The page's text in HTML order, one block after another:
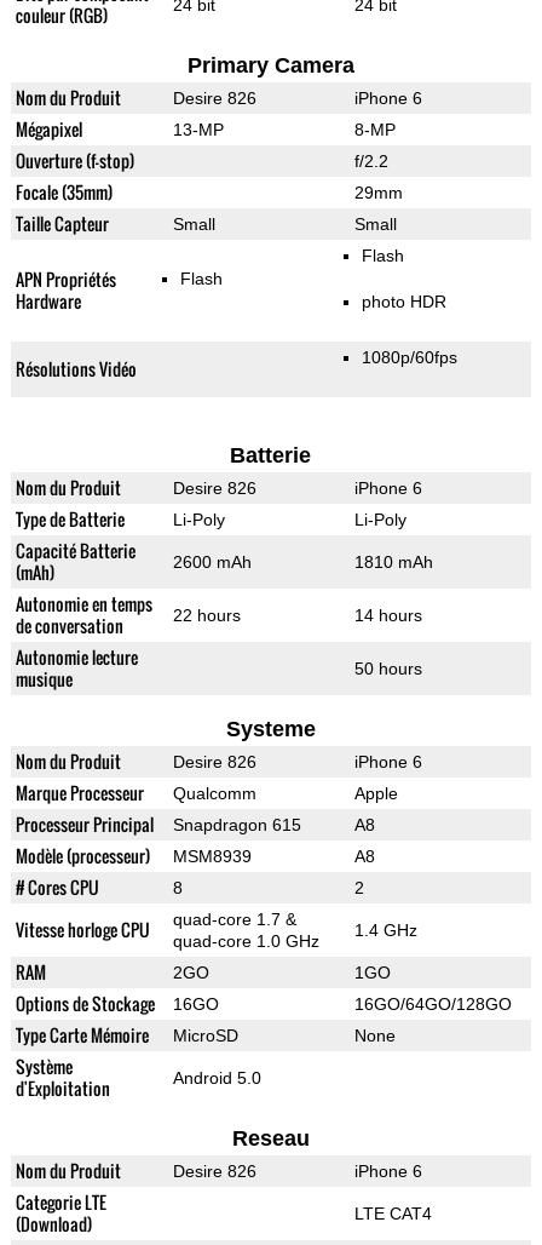
couleur (RGB)
24 bit 24 bit
Primary Camera
Nom du Produit Desire 826 iPhone 6
Mégapixel 13-MP 8-MP
Ouverture (f-stop) f/2.2
Focale (35mm) 29mm
Taille Capteur Small Small
APN Propriétés
Hardware
Flash
Flash
photo HDR
Résolutions Vidéo 1080p/60fps
Batterie
Nom du Produit Desire 826 iPhone 6
Type de Batterie Li-Poly Li-Poly
Capacité Batterie
(mAh)
2600 mAh 1810 mAh
Autonomie en temps
de conversation
22 hours 14 hours
Autonomie lecture
musique
50 hours
Systeme
Nom du Produit Desire 826 iPhone 6
Marque Processeur Qualcomm Apple
Processeur Principal Snapdragon 615 A8
Modèle (processeur) MSM8939 A8
# Cores CPU 8 2
Vitesse horloge CPU
quad-core 1.7 &
quad-core 1.0 GHz
1.4 GHz
RAM 2GO 1GO
Options de Stockage 16GO 16GO/64GO/128GO
Type Carte Mémoire MicroSD None
Système
d'Exploitation
Android 5.0
Reseau
Nom du Produit Desire 826 iPhone 6
Categorie LTE
(Download)
LTE CAT4